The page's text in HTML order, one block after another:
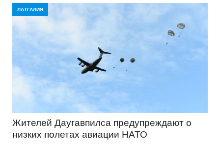
ЛАТГАЛИЯ
Жителей Даугавпилса предупреждают о
низких полетах авиации НАТО